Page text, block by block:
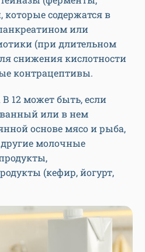
содержатся в
или
(при длительном
снижения кислотности
контрацептивы.
12 может быть, если
или в нем
основе мясо и рыба,
молочные
(кефир, йогурт,